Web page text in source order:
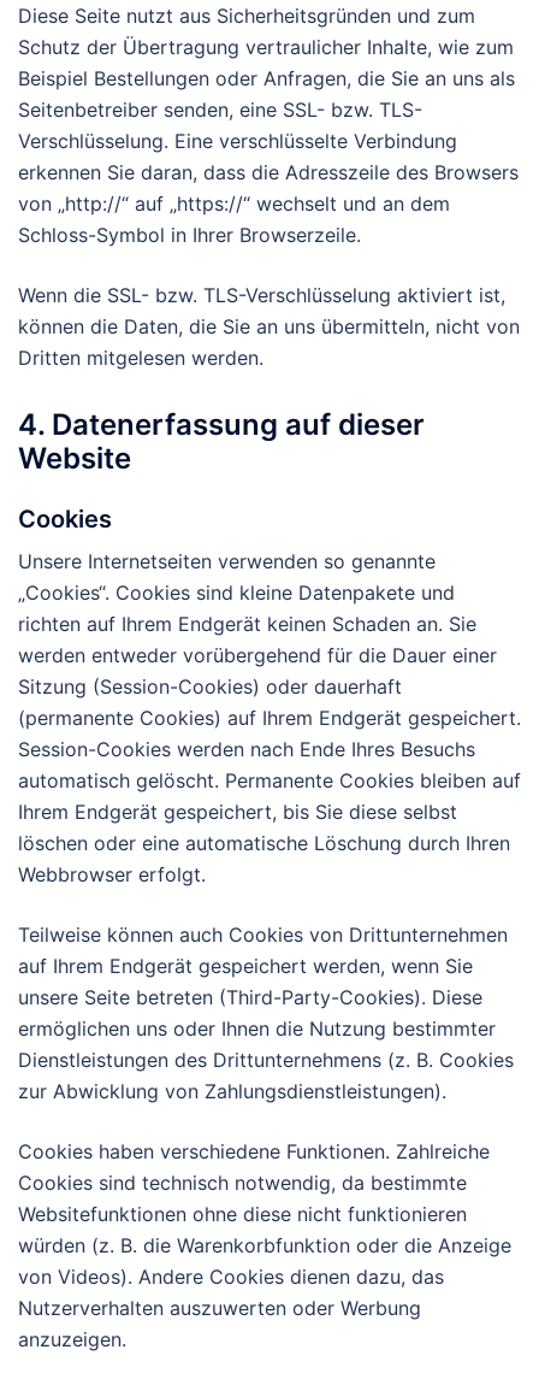
Diese Seite nutzt aus Sicherheitsgründen und zum
Schutz der Übertragung vertraulicher Inhalte, wie zum
Beispiel Bestellungen oder Anfragen, die Sie an uns als
Seitenbetreiber senden, eine SSL- bzw. TLS-
Verschlüsselung. Eine verschlüsselte Verbindung
erkennen Sie daran, dass die Adresszeile des Browsers
von „http://“ auf „https://“ wechselt und an dem
Schloss-Symbol in Ihrer Browserzeile.
Wenn die SSL- bzw. TLS-Verschlüsselung aktiviert ist,
können die Daten, die Sie an uns übermitteln, nicht von
Dritten mitgelesen werden.
4. Datenerfassung auf dieser
Website
Cookies
Unsere Internetseiten verwenden so genannte
„Cookies“. Cookies sind kleine Datenpakete und
richten auf Ihrem Endgerät keinen Schaden an. Sie
werden entweder vorübergehend für die Dauer einer
Sitzung (Session-Cookies) oder dauerhaft
(permanente Cookies) auf Ihrem Endgerät gespeichert.
Session-Cookies werden nach Ende Ihres Besuchs
automatisch gelöscht. Permanente Cookies bleiben auf
Ihrem Endgerät gespeichert, bis Sie diese selbst
löschen oder eine automatische Löschung durch Ihren
Webbrowser erfolgt.
Teilweise können auch Cookies von Drittunternehmen
auf Ihrem Endgerät gespeichert werden, wenn Sie
unsere Seite betreten (Third-Party-Cookies). Diese
ermöglichen uns oder Ihnen die Nutzung bestimmter
Dienstleistungen des Drittunternehmens (z. B. Cookies
zur Abwicklung von Zahlungsdienstleistungen).
Cookies haben verschiedene Funktionen. Zahlreiche
Cookies sind technisch notwendig, da bestimmte
Websitefunktionen ohne diese nicht funktionieren
würden (z. B. die Warenkorbfunktion oder die Anzeige
von Videos). Andere Cookies dienen dazu, das
Nutzerverhalten auszuwerten oder Werbung
anzuzeigen.